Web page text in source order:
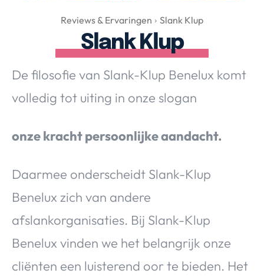
Over Valerie
Over Valerie
De Top 5
Contact
Reviews & Ervaringen Slank Klup
Slank Klup
De filosofie van Slank-Klup Benelux komt
volledig tot uiting in onze slogan
onze kracht persoonlijke aandacht.
Daarmee onderscheidt Slank-Klup
Benelux zich van andere
afslankorganisaties. Bij Slank-Klup
Benelux vinden we het belangrijk onze
cliënten een luisterend oor te bieden. Het